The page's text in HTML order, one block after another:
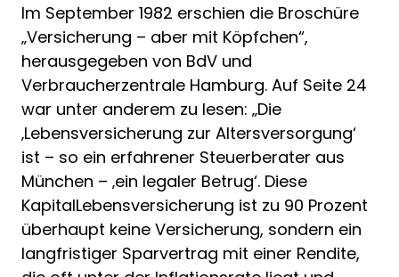
Im September 1982 erschien die Broschüre
„Versicherung – aber mit Köpfchen“,
herausgegeben von BdV und
Verbraucherzentrale Hamburg. Auf Seite 24
war unter anderem zu lesen: „Die
‚Lebensversicherung zur Altersversorgung‘
ist – so ein erfahrener Steuerberater aus
München – ‚ein legaler Betrug‘. Diese
KapitalLebensversicherung ist zu 90 Prozent
überhaupt keine Versicherung, sondern ein
langfristiger Sparvertrag mit einer Rendite,